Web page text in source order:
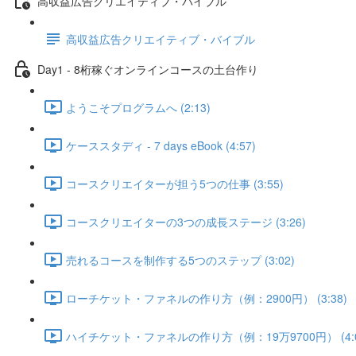
高収益広告クリエイティブ・バイブル
Day1 - 8桁稼ぐオンラインコースの土台作り
ようこそプログラムへ (2:13)
ケーススタディ - 7 days eBook (4:57)
コースクリエイターが担う5つの仕事 (3:55)
コースクリエイターの3つの成長ステージ (3:26)
売れるコースを制作する5つのステップ (3:02)
ローチケット・ファネルの作り方（例：2900円） (3:38)
ハイチケット・ファネルの作り方（例：19万9700円）